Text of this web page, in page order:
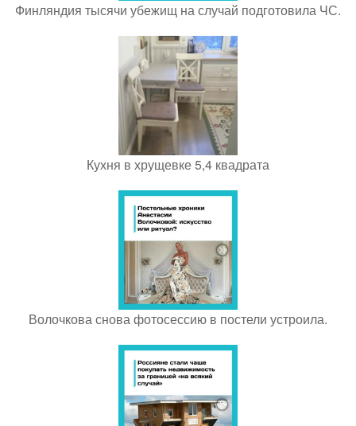
Финляндия тысячи убежищ на случай подготовила ЧС.
Кухня в хрущевке 5,4 квадрата
Волочкова снова фотосессию в постели устроила.